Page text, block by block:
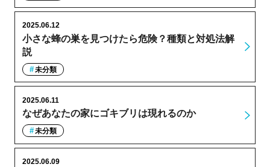
小さな蜂の巣を見つけたら危険？種類と対処法解
説
2025.06.12
未分類
なぜあなたの家にゴキブリは現れるのか
2025.06.11
未分類
2025.06.09